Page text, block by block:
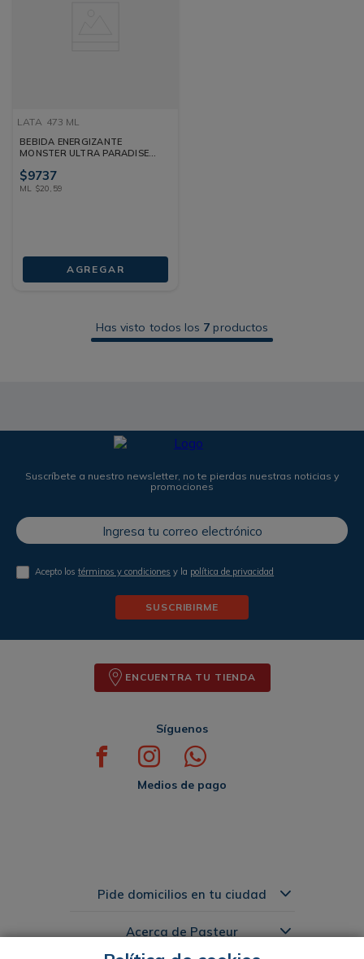
LATA 473 ML
BEBIDA ENERGIZANTE
MONSTER ULTRA PARADISE
$9737
ML $20, 59
AGREGAR
Has visto todos los 7 productos
Suscríbete a nuestro newsletter, no te pierdas nuestras noticias y
promociones
Acepto lostérminos y condiciones y la política de privacidad
SUSCRIBIRME
ENCUENTRA TU TIENDA
Síguenos
Medios de pago
Pide domicilios en tu ciudad
Acerca de Pasteur